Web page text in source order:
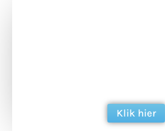
Klik hier